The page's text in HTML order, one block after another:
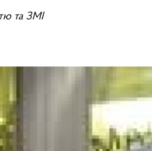
та ЗМІ